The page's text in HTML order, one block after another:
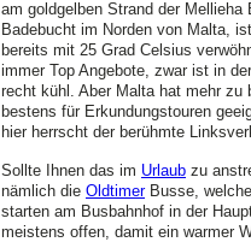
am goldgelben Strand der
Badebucht im Norden von Malta,
bereits mit 25 Grad Celsius
immer Top Angebote, zwar ist in
recht kühl. Aber Malta hat mehr zu
bestens für Erkundungstouren
hier herrscht der berühmte
Sollte Ihnen das im Urlaub zu
nämlich die OldtimerBusse,
starten am Busbahnhof in der
meistens offen, damit ein warmer